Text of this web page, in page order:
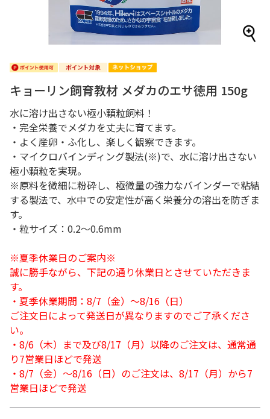
キョーリン飼育教材 メダカのエサ徳用 150g
水に溶け出さない極小顆粒飼料！
・完全栄養でメダカを丈夫に育てます。
・よく産卵・ふ化し、楽しく観察できます。
・マイクロバインディング製法(※)で、水に溶け出さない
極小顆粒を実現。
※原料を微細に粉砕し、極微量の強力なバインダーで粘結
する製法で、水中での安定性が高く栄養分の溶出を防ぎま
す。
・粒サイズ：0.2～0.6mm
※夏季休業日のご案内※
誠に勝手ながら、下記の通り休業日とさせていただきま
す。
・夏季休業期間：8/7（金）～8/16（日）
ご注文日によって発送日が異なりますのでご了承くださ
い。
・8/6（木）まで及び8/17（月）以降のご注文は、通常通
り7営業日ほどで発送
・8/7（金）～8/16（日）のご注文は、8/17（月）から7
営業日ほどで発送